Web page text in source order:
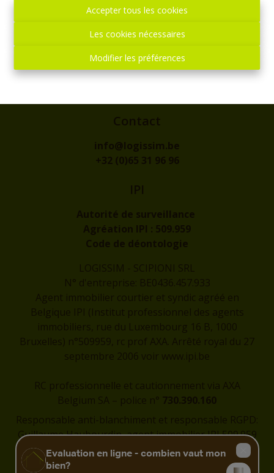
Accepter tous les cookies
Les cookies nécessaires
Modifier les préférences
Adresse
rue de l'Eglise, 1
Contact
info@logissim.be
+32 (0)65 31 96 96
IPI
Autorité de surveillance
Agréation IPI : 509.959
Code de déontologie
LOGISSIM - SCIPIONI SRL
N° d'entreprise: BE0436.457.933
Agent immobilier courtier et syndic agréé en
Belgique IPI (Institut professionnel des agents
immobiliers, rue du Luxembourg 16 B, 1000
Bruxelles) n°509959, rc prof AXA. Arrêté royal du 27
septembre 2006 voir www.ipi.be
RC professionnelle et cautionnement via AXA
Belgium SA – police n° 730.390.160
Responsable anti-blanchiment et responsable RGPD:
Guillaume Haubourdin, agent immobilier IPI 509.959
-guillaume@logissim.be